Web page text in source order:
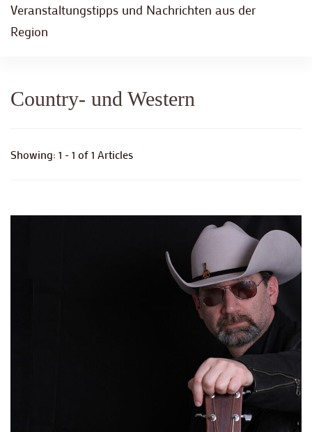
Veranstaltungstipps und Nachrichten aus der
Region
Country- und Western
Showing: 1 - 1 of 1 Articles